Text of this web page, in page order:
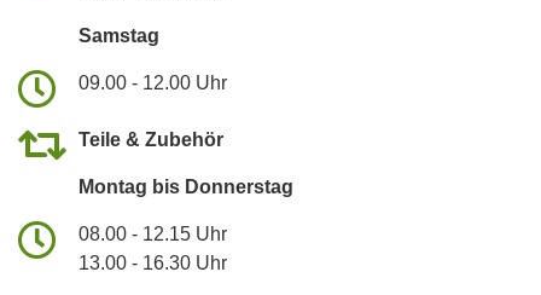
Samstag
09.00 - 12.00 Uhr
Teile & Zubehör
Montag bis Donnerstag
08.00 - 12.15 Uhr
13.00 - 16.30 Uhr